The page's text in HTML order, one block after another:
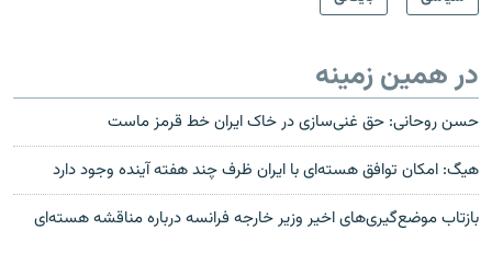
در همین زمینه
حسن روحانی: حق غنی‌سازی در خاک ایران خط قرمز ماست
هيگ: امکان توافق هسته‌ای با ايران ظرف چند هفته آينده وجود دارد
بازتاب موضع‌گیری‌های اخیر وزیر خارجه فرانسه درباره مناقشه هسته‌ای